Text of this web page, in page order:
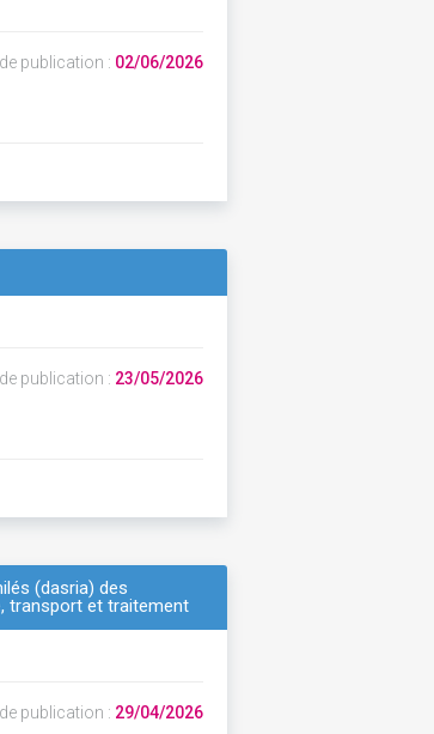
publication : 02/06/2026
publication : 23/05/2026
(dasria) des
transport et traitement
publication : 29/04/2026